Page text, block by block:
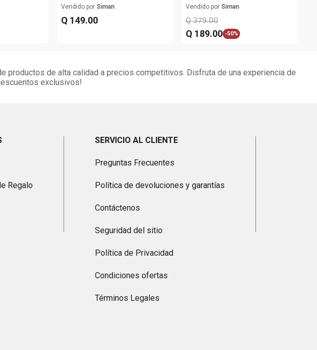
Vendido por Siman
Q 149.00
Vendido por Siman
Q 379.00
Q 189.00 -50%
productos de alta calidad a precios competitivos. Disfruta de una experiencia de
exclusivos!
Regalo
SERVICIO AL CLIENTE
Preguntas Frecuentes
Política de devoluciones y garantías
Contáctenos
Seguridad del sitio
Política de Privacidad
Condiciones ofertas
Términos Legales